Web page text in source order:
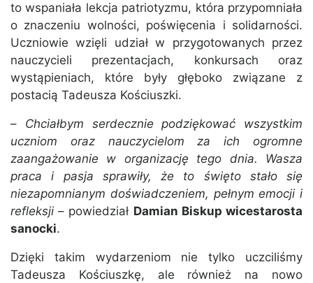
to wspaniała lekcja patriotyzmu, która przypomniała
o znaczeniu wolności, poświęcenia i solidarności.
Uczniowie wzięli udział w przygotowanych przez
nauczycieli prezentacjach, konkursach oraz
wystąpieniach, które były głęboko związane z
postacią Tadeusza Kościuszki.
– Chciałbym serdecznie podziękować wszystkim
uczniom oraz nauczycielom za ich ogromne
zaangażowanie w organizację tego dnia. Wasza
praca i pasja sprawiły, że to święto stało się
niezapomnianym doświadczeniem, pełnym emocji i
refleksji – powiedział Damian Biskup wicestarosta
sanocki.
Dzięki takim wydarzeniom nie tylko uczciliśmy
Tadeusza Kościuszkę, ale również na nowo